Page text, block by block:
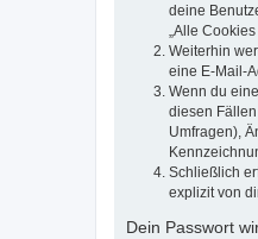
deine
„Alle
Weiterhin
eine E-Mail-
Wenn du
diesen
Umfragen),
Schließlich
explizit von
Dein Passwort